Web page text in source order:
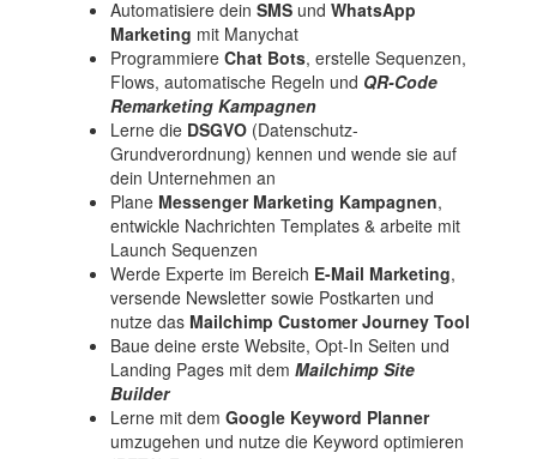
Automatisiere deinSMS undWhatsApp
Marketing mit Manychat
ProgrammiereChat Bots, erstelle Sequenzen,
Flows, automatische Regeln und QR-Code
Remarketing Kampagnen
Lerne die DSGVO (Datenschutz-
Grundverordnung) kennen und wende sie auf
dein Unternehmen an
Plane Messenger Marketing Kampagnen,
entwickle Nachrichten Templates & arbeite mit
Launch Sequenzen
Werde Experte im Bereich E-Mail Marketing,
versende Newsletter sowie Postkarten und
nutze das Mailchimp Customer Journey Tool
Baue deine erste Website, Opt-In Seiten und
Landing Pages mit demMailchimp Site
Builder
Lerne mit demGoogle Keyword Planner
umzugehen und nutze die Keyword optimieren